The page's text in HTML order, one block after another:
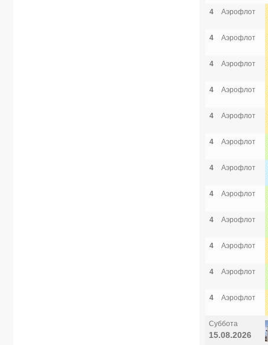
4 Аэрофлот
4 Аэрофлот
4 Аэрофлот
4 Аэрофлот
4 Аэрофлот
4 Аэрофлот
4 Аэрофлот
4 Аэрофлот
4 Аэрофлот
4 Аэрофлот
4 Аэрофлот
4 Аэрофлот
Суббота
15.08.2026